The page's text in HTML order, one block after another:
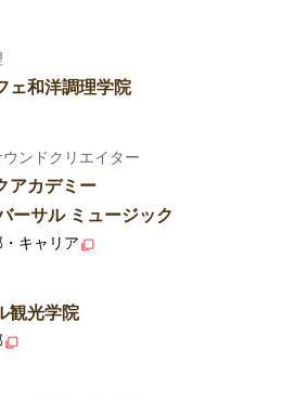
ェ和洋調理学院
ンドクリエイター
アカデミー
ーサル ミュージック
キャリア
観光学院